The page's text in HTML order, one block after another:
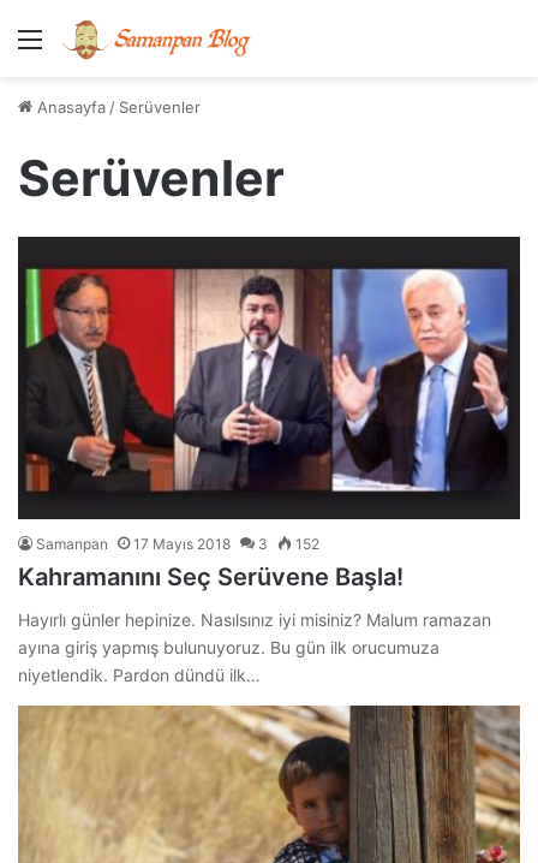
Menü
Anasayfa / Serüvenler
Serüvenler
Samanpan 17 Mayıs 2018 3 152
Kahramanını Seç Serüvene Başla!
Hayırlı günler hepinize. Nasılsınız iyi misiniz? Malum ramazan
ayına giriş yapmış bulunuyoruz. Bu gün ilk orucumuza
niyetlendik. Pardon dündü ilk…